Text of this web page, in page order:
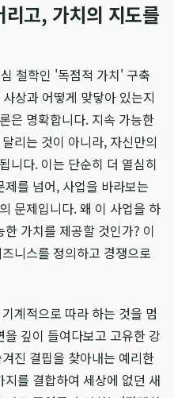
고, 가치의 지도를
철학인 '독점적 가치' 구축
상과 어떻게 맞닿아 있는지
은 명확합니다. 지속 가능한
리는 것이 아니라, 자신만의
니다. 이는 단순히 더 열심히
를 넘어, 사업을 바라보는
문제입니다. 왜 이 사업을 하
가치를 제공할 것인가? 이
니스를 정의하고 경쟁으로
계적으로 따라 하는 것을 멈
깊이 들여다보고 고유한 강
진 결핍을 찾아내는 예리한
를 결합하여 세상에 없던 새